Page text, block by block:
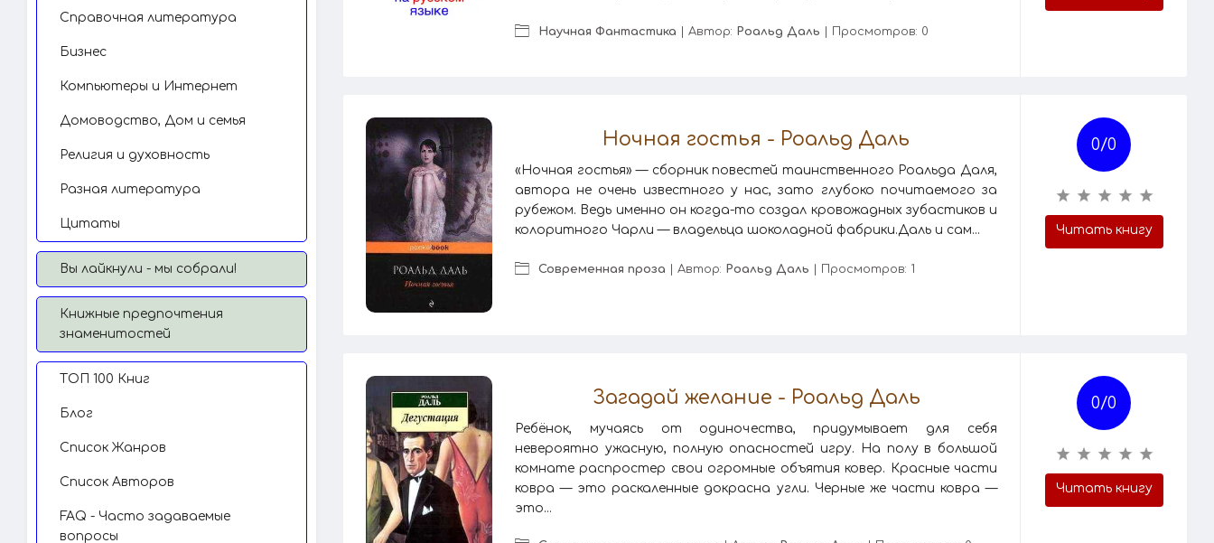
Справочная литература
Бизнес
Компьютеры и Интернет
Домоводство, Дом и семья
Религия и духовность
Разная литература
Цитаты
Вы лайкнули - мы собрали!
Книжные предпочтения
знаменитостей
TОП 100 Книг
Блог
Список Жанров
Список Авторов
FAQ - Часто задаваемые
вопросы
Научная Фантастика | Автор: Роальд Даль | Просмотров: 0
Ночная гостья - Роальд Даль
«Ночная гостья» — сборник повестей таинственного Роальда Даля,
автора не очень известного у нас, зато глубоко почитаемого за
рубежом. Ведь именно он когда-то создал кровожадных зубастиков и
колоритного Чарли — владельца шоколадной фабрики.Даль и сам...
Современная проза | Автор: Роальд Даль | Просмотров: 1
0/0
Читать книгу
Загадай желание - Роальд Даль
Ребёнок, мучаясь от одиночества, придумывает для себя
невероятно ужасную, полную опасностей игру. На полу в большой
комнате распростер свои огромные объятия ковер. Красные части
ковра — это раскаленные докрасна угли. Черные же части ковра —
это...
0/0
Читать книгу